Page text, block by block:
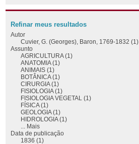
Refinar meus resultados
Autor
Cuvier, G. (Georges), Baron, 1769-1832 (1)
Assunto
AGRICULTURA (1)
ANATOMIA (1)
ANIMAIS (1)
BOTÂNICA (1)
CIRURGIA (1)
FISIOLOGIA (1)
FISIOLOGIA VEGETAL (1)
FÍSICA (1)
GEOLOGIA (1)
HIDROLOGIA (1)
... Mais
Data de publicação
1836 (1)